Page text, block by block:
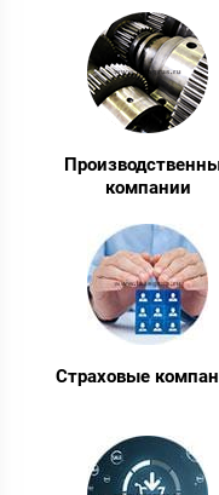
компании
Страховые